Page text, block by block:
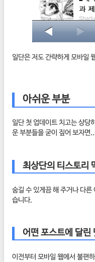
일단은 저도 간략하게 모바일
아쉬운 부분
일단 첫 업데이트 치고는 상당
운 부분들을 굳이 짚어 보자면
최상단의 티스토리
숨길 수 있게끔 해 주거나 다
습니다.
어떤 포스트에 달린
이전부터 모바일 웹에서 불편